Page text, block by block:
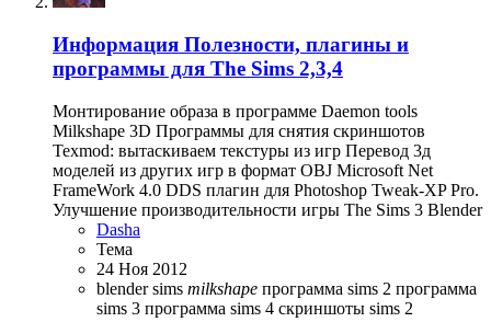
Информация Полезности, плагины и
программы для The Sims 2,3,4
Монтирование образа в программе Daemon tools
Milkshape 3D Программы для снятия скриншотов
Texmod: вытаскиваем текстуры из игр Перевод 3д
моделей из других игр в формат OBJ Microsoft Net
FrameWork 4.0 DDS плагин для Photoshop Tweak-XP Pro.
Улучшение производительности игры The Sims 3 Blender
Dasha
Тема
24 Ноя 2012
blender sims milkshape программа sims 2 программа
sims 3 программа sims 4 скриншоты sims 2